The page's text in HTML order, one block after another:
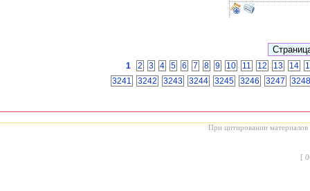
1 2 3 4 5 6 7 8 9 10 11 12 13 14
3241
3242 3243 3244 3245 3246 3247 3248
При цитировании материалов
[